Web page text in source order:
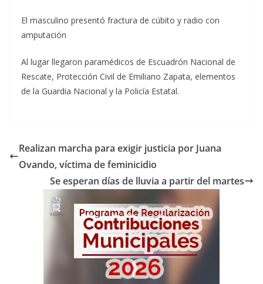
El masculino presentó fractura de cúbito y radio con
amputación
Al lugar llegaron paramédicos de Escuadrón Nacional de
Rescate, Protección Civil de Emiliano Zapata, elementos
de la Guardia Nacional y la Policía Estatal.
Realizan marcha para exigir justicia por Juana
Ovando, víctima de feminicidio
Se esperan días de lluvia a partir del martes